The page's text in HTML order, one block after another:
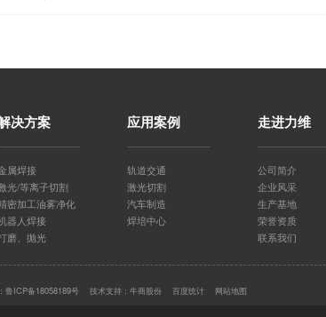
下一篇：
决方案
属焊接
光/等离子切割
密加工油雾净化
器人焊接
磨、抛光
应用案例
轨道交通
激光切割
汽车制造
焊培中心
走进力维
公司简介
企业风采
生产基地
荣誉资质
联系我们
鲁ICP备18058189号 技术支持：牛商股份 百度统计 网站地图